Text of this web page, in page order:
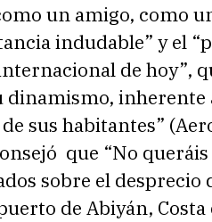
un amigo, como
indudable” y el
de hoy”,
inherente
sus habitantes”
que “No
sobre el desprecio
de Abiyán, Costa